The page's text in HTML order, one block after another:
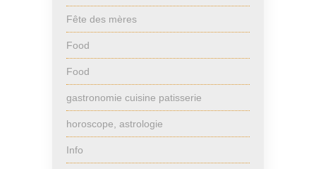
Fête des mères
Food
Food
gastronomie cuisine patisserie
horoscope, astrologie
Info